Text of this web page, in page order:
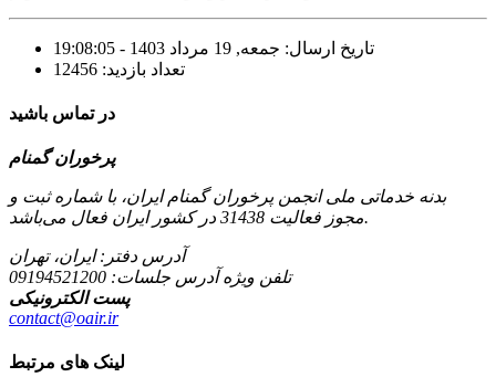
تاریخ ارسال: جمعه, 19 مرداد 1403 - 19:08:05
تعداد بازدید: 12456
در تماس باشید
پرخوران گمنام
بدنه خدماتی ملی انجمن پرخوران گمنام ایران، با شماره ثبت و
مجوز فعالیت 31438 در کشور ایران فعال می‌باشد.
آدرس دفتر: ایران، تهران
تلفن ویژه آدرس جلسات:
پست الکترونیکی
contact@oair.ir
لینک های مرتبط